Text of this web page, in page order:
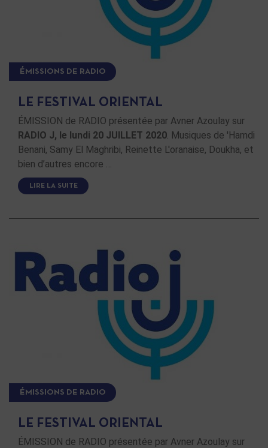
ÉMISSIONS DE RADIO
LE FESTIVAL ORIENTAL
ÉMISSION de RADIO présentée par Avner Azoulay sur
RADIO J, le lundi 20 JUILLET 2020. Musiques de 'Hamdi
Benani, Samy El Maghribi, Reinette L'oranaise, Doukha, et
bien d’autres encore …
LIRE LA SUITE
ÉMISSIONS DE RADIO
LE FESTIVAL ORIENTAL
ÉMISSION de RADIO présentée par Avner Azoulay sur